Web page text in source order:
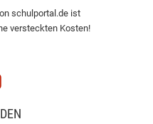
schulportal.de ist
versteckten Kosten!